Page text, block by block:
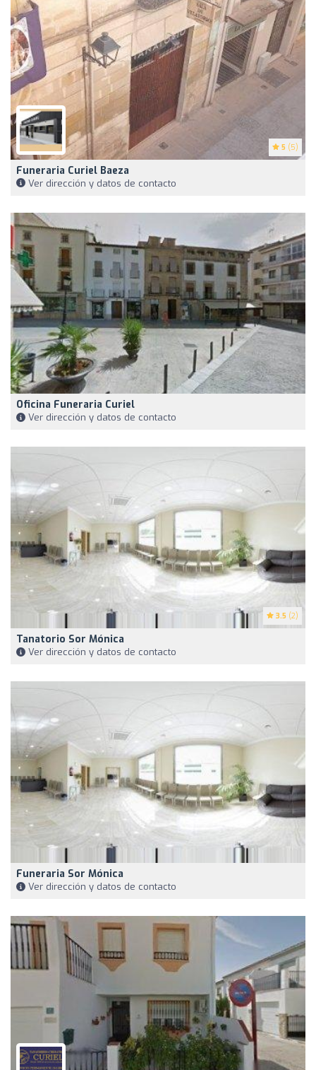
5 (5)
Funeraria Curiel Baeza
Ver dirección y datos de contacto
Oficina Funeraria Curiel
Ver dirección y datos de contacto
3.5 (2)
Tanatorio Sor Mónica
Ver dirección y datos de contacto
Funeraria Sor Mónica
Ver dirección y datos de contacto